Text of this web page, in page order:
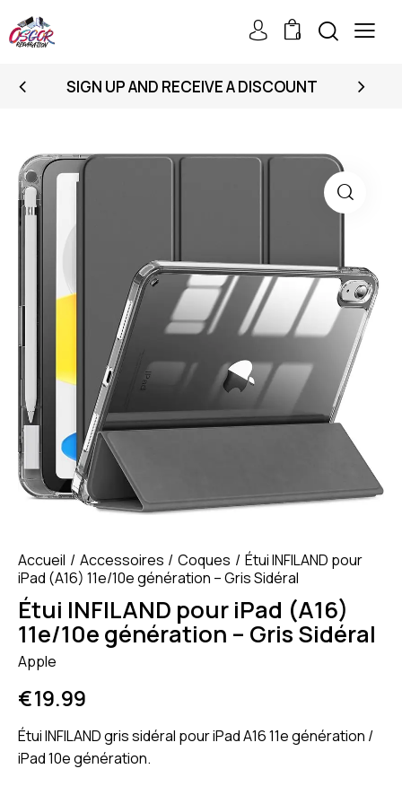
0
SIGN UP AND RECEIVE A DISCOUNT
Accueil Accessoires Coques
Étui INFILAND pour
iPad (A16) 11e/10e génération – Gris Sidéral
Étui INFILAND pour iPad (A16)
11e/10e génération – Gris Sidéral
Apple
€19.99
Étui INFILAND gris sidéral pour iPad A16 11e génération /
iPad 10e génération.